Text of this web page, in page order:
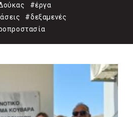
#έργα
#δεξαμενές